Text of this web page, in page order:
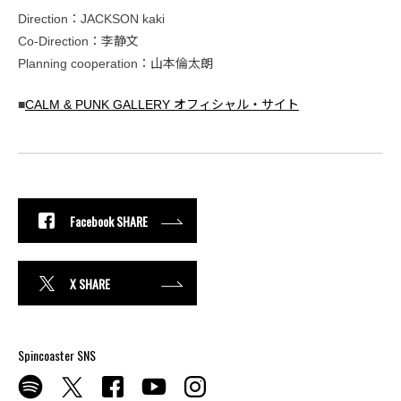
Direction：JACKSON kaki
Co-Direction：李静文
Planning cooperation：山本倫太朗
■CALM & PUNK GALLERY オフィシャル・サイト
Facebook SHARE
X SHARE
Spincoaster SNS